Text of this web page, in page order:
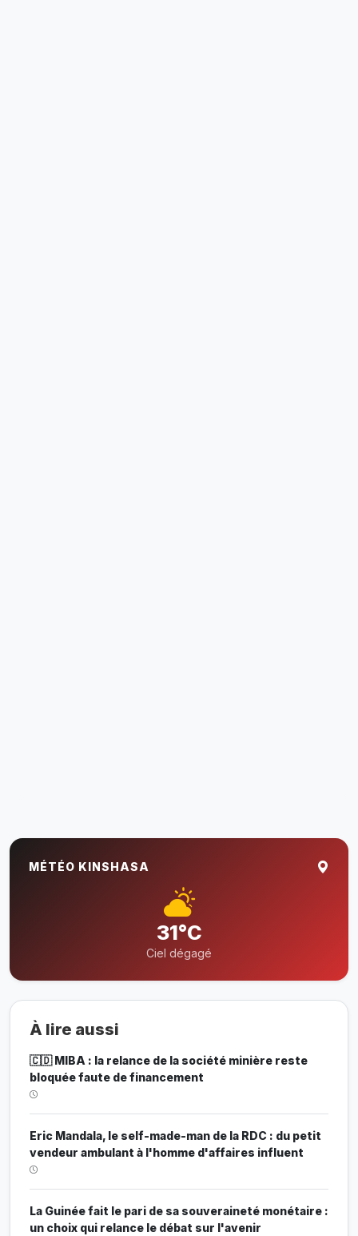
MÉTÉO KINSHASA
31°C
Ciel dégagé
À lire aussi
🇨🇩 MIBA : la relance de la société minière reste
bloquée faute de financement
Eric Mandala, le self-made-man de la RDC : du petit
vendeur ambulant à l'homme d'affaires influent
La Guinée fait le pari de sa souveraineté monétaire :
un choix qui relance le débat sur l'avenir